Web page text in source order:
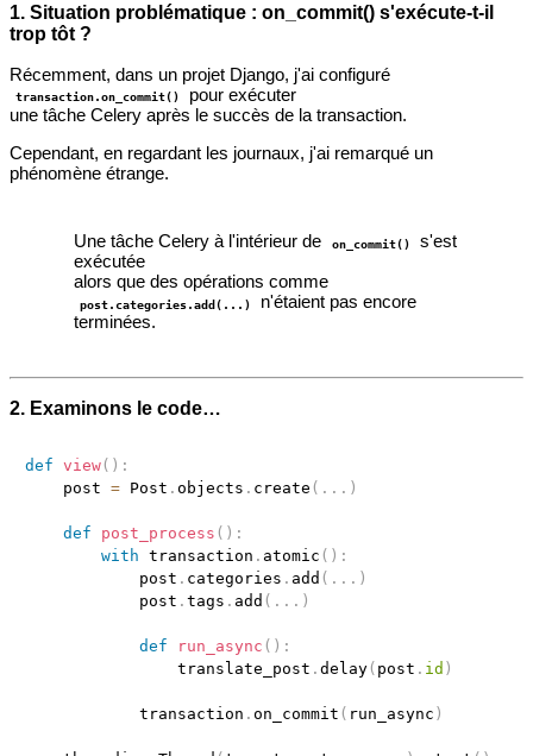
1. Situation problématique : on_commit() s'exécute-t-il
trop tôt ?
Récemment, dans un projet Django, j'ai configuré
transaction.on_commit()
pour exécuter
une tâche Celery après le succès de la transaction.
Cependant, en regardant les journaux, j'ai remarqué un
phénomène étrange.
Une tâche Celery à l'intérieur de on_commit()
s'est
exécutée
alors que des opérations comme
post.categories.add(...)
n'étaient pas encore
terminées.
2. Examinons le code…
def view( ) :
    post
= Post . objects . create ( . . . )
def post_process ( ) :
with transaction . atomic ( ) :
            post
. categories . add ( . . . )
            post
. tags . add ( . . . )
def run_async ( ) :
                translate_post
. delay( post . id )
            transaction
. on_commit ( run_async )